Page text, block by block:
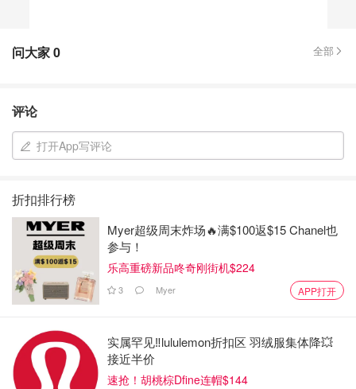
问大家0 全部
评论
打开App写评论
折扣排行榜
Myer超级周末炸场🔥满$100返$15 Chanel也
参与！
乐高重磅新品咚奇刚街机$224
3 Myer APP打开
实属罕见‼️lululemon折扣区 羽绒服集体降💥
接近半价
速抢！胡桃棕Dfine连帽$144